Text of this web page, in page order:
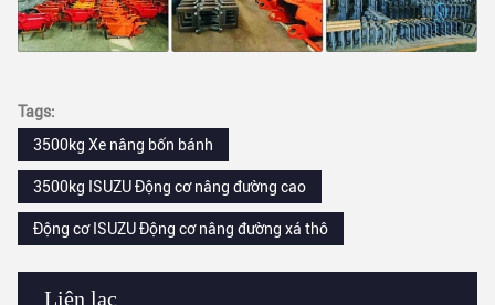
Liên lạc
Tags:
3500kg Xe nâng bốn bánh
3500kg ISUZU Động cơ nâng đường cao
Động cơ ISUZU Động cơ nâng đường xá thô